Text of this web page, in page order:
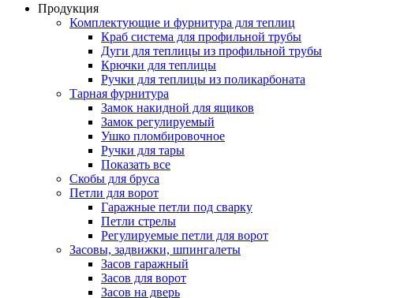
Продукция
Комплектующие и фурнитура для теплиц
Краб система для профильной трубы
Дуги для теплицы из профильной трубы
Крючки для теплицы
Ручки для теплицы из поликарбоната
Тарная фурнитура
Замок накидной для ящиков
Замок регулируемый
Ушко пломбировочное
Ручки для тары
Показать все
Скобы для бруса
Петли для ворот
Гаражные петли под сварку
Петли стрелы
Регулируемые петли для ворот
Засовы, задвижки, шпингалеты
Засов гаражный
Засов для ворот
Засов на дверь